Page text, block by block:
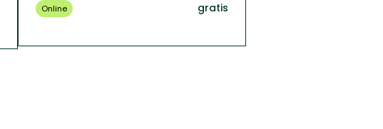
Online gratis